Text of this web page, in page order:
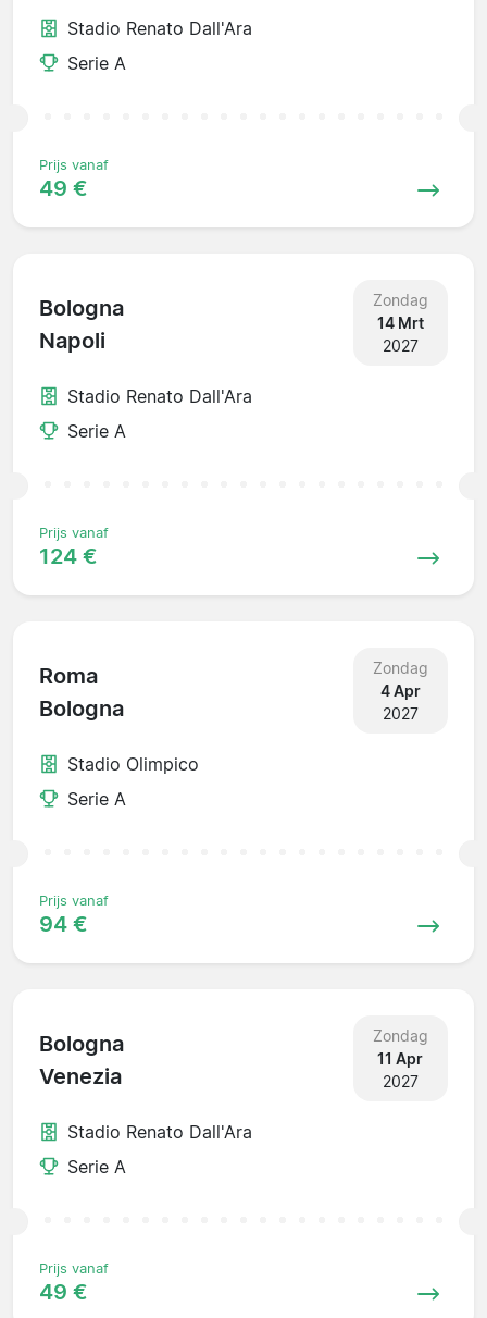
Stadio Renato Dall'Ara
Serie A
Prijs vanaf
49 €
Bologna
Napoli
Zondag
14 Mrt
2027
Stadio Renato Dall'Ara
Serie A
Prijs vanaf
124 €
Roma
Bologna
Zondag
4 Apr
2027
Stadio Olimpico
Serie A
Prijs vanaf
94 €
Bologna
Venezia
Zondag
11 Apr
2027
Stadio Renato Dall'Ara
Serie A
Prijs vanaf
49 €